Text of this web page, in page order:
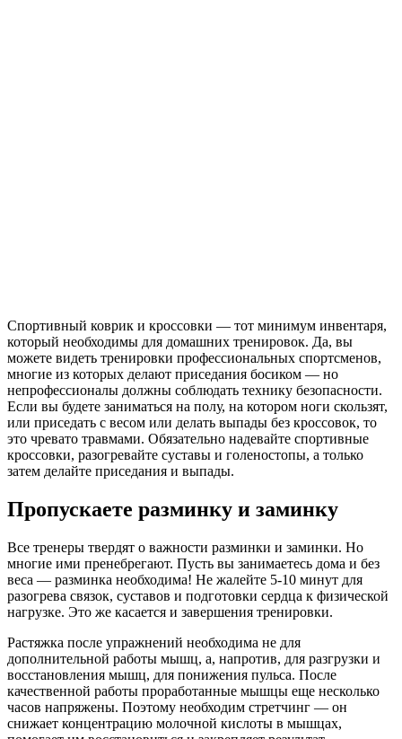
Спортивный коврик и кроссовки — тот минимум инвентаря,
который необходимы для домашних тренировок. Да, вы
можете видеть тренировки профессиональных спортсменов,
многие из которых делают приседания босиком — но
непрофессионалы должны соблюдать технику безопасности.
Если вы будете заниматься на полу, на котором ноги скользят,
или приседать с весом или делать выпады без кроссовок, то
это чревато травмами. Обязательно надевайте спортивные
кроссовки, разогревайте суставы и голеностопы, а только
затем делайте приседания и выпады.
Пропускаете разминку и заминку
Все тренеры твердят о важности разминки и заминки. Но
многие ими пренебрегают. Пусть вы занимаетесь дома и без
веса — разминка необходима! Не жалейте 5-10 минут для
разогрева связок, суставов и подготовки сердца к физической
нагрузке. Это же касается и завершения тренировки.
Растяжка после упражнений необходима не для
дополнительной работы мышц, а, напротив, для разгрузки и
восстановления мышц, для понижения пульса. После
качественной работы проработанные мышцы еще несколько
часов напряжены. Поэтому необходим стретчинг — он
снижает концентрацию молочной кислоты в мышцах,